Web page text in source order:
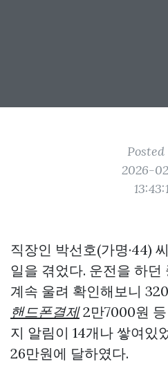
2026-
직장인 박선호(가명·44)
일을 겪었다. 운전을 하던
계속 울려 확인해보니
핸드폰결제2만7000원
지 알림이 14개나 쌓여있
26만원에 달하였다.